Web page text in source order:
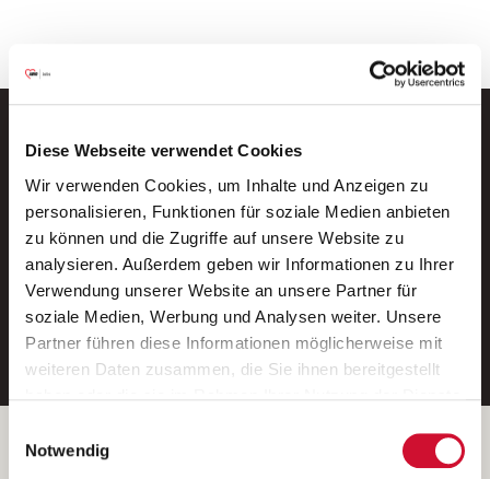
Diese Webseite verwendet Cookies
Wir verwenden Cookies, um Inhalte und Anzeigen zu
personalisieren, Funktionen für soziale Medien anbieten
zu können und die Zugriffe auf unsere Website zu
analysieren. Außerdem geben wir Informationen zu Ihrer
Verwendung unserer Website an unsere Partner für
soziale Medien, Werbung und Analysen weiter. Unsere
Partner führen diese Informationen möglicherweise mit
weiteren Daten zusammen, die Sie ihnen bereitgestellt
Wenn Sie auf „Cookies zulassen“ klicken, so stimmen
Sie der Speicherung sämtlicher Cookies zu. Sie können
Notwendig
Neue Stellen per E-Mail.
Ein kostenloser Service von AWO
Jobs.
E-Mail-Adresse eintragen
Betreiber der Webseite